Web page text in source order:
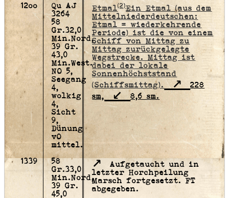
12oo
Qu AJ
3264
58
Gr.32,0
Min.Nord,
39 Gr.
43,0
Min.West.
NO 5,
Seegang
4,
wolkig
4,
Sicht
9,
Dünung
vO
mittel.
Etmal(2)Ein Etmal (aus dem
Mittelniederdeutschen:
Etmal = wiederkehrende
Periode) ist die von einem
Schiff von Mittag zu
Mittag zurückgelegte
Wegstrecke. Mittag ist
dabei der lokale
Sonnenhöchststand
(Schiffsmittag).
228
sm,
8,6 sm.
1339
58
Gr.33,0
Min.Nord,
39 Gr.
45,0
Aufgetaucht und in
letzter Horchpeilung
Marsch fortgesetzt. FT
abgegeben.